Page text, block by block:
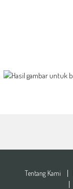
Tentang Kami